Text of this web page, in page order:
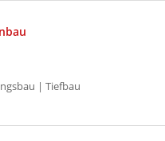
| Tiefbau